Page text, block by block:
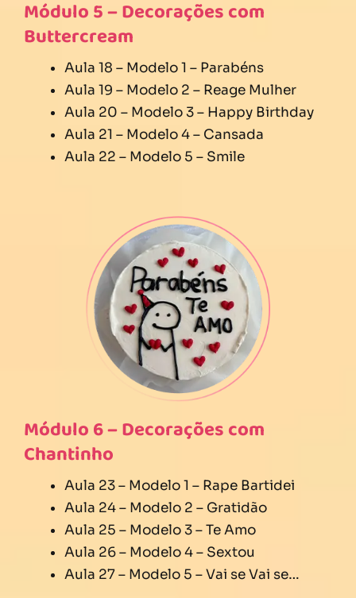
Módulo 5 – Decorações com
Buttercream
Aula 18 – Modelo 1 – Parabéns
Aula 19 – Modelo 2 – Reage Mulher
Aula 20 – Modelo 3 – Happy Birthday
Aula 21 – Modelo 4 – Cansada
Aula 22 – Modelo 5 – Smile
Módulo 6 – Decorações com
Chantinho
Aula 23 – Modelo 1 – Rape Bartidei
Aula 24 – Modelo 2 – Gratidão
Aula 25 – Modelo 3 – Te Amo
Aula 26 – Modelo 4 – Sextou
Aula 27 – Modelo 5 – Vai se Vai se…